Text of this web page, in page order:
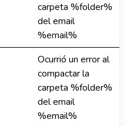
carpeta %folder%
del email
%email%
Ocurrió un error al
compactar la
carpeta %folder%
del email
%email%